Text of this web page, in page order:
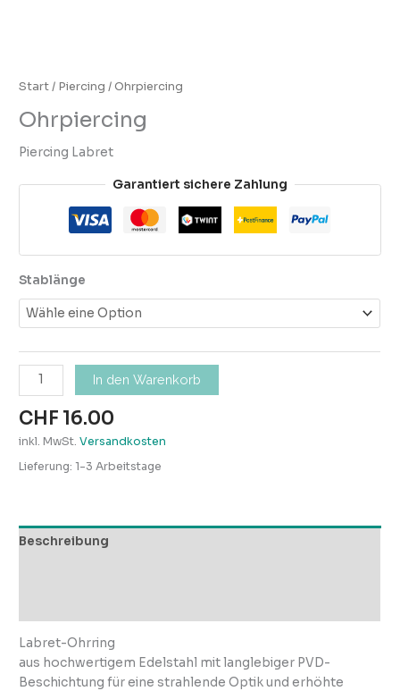
Start/ Piercing / Ohrpiercing
Ohrpiercing
Piercing Labret
Garantiert sichere Zahlung
Stablänge
In den Warenkorb
CHF 16.00
inkl. MwSt. Versandkosten
Lieferung:1-3 Arbeitstage
Beschreibung
Labret-Ohrring
aus hochwertigem Edelstahl mit langlebiger PVD-
Beschichtung für eine strahlende Optik und erhöhte